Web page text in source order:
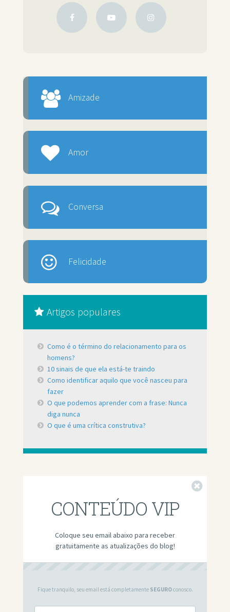
Amizade
Amor
Conversa
Felicidade
Artigos populares
Como é o término do relacionamento para os
homens?
10 sinais de que ela está-te traindo
Como identificar aquilo que você nasceu para
fazer
O que podemos aprender com a frase: Nunca
diga nunca
O que é uma crítica construtiva?
CONTEÚDO VIP
Coloque seu email abaixo para receber
gratuitamente as atualizações do blog!
Fique tranquilo, seu email está completamente SEGUROconosco.